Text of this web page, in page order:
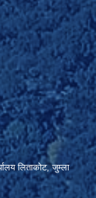
लिताकोट, जुम्ला